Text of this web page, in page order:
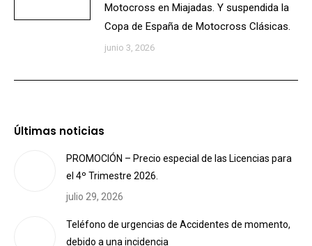
Motocross en Miajadas. Y suspendida la
Copa de España de Motocross Clásicas.
junio 3, 2026
Últimas noticias
PROMOCIÓN – Precio especial de las Licencias para
el 4º Trimestre 2026.
julio 29, 2026
Teléfono de urgencias de Accidentes de momento,
debido a una incidencia